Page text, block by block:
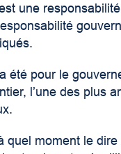
une
été pour le
l’une des plus
quel moment le